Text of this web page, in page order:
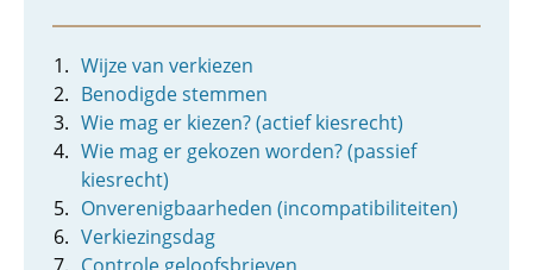
Wijze van verkiezen
Benodigde stemmen
Wie mag er kiezen? (actief kiesrecht)
Wie mag er gekozen worden? (passief
kiesrecht)
Onverenigbaarheden (incompatibiliteiten)
Verkiezingsdag